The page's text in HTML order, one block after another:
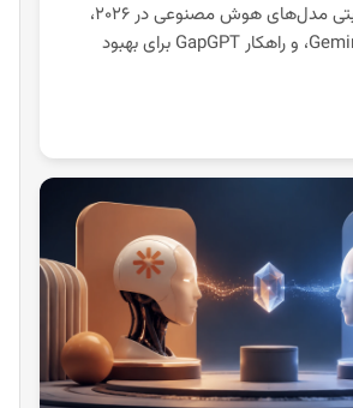
بررسی تحولات رقابتی مدل‌های هوش مصنوعی در ۲۰۲۶،
نقش Claude و Gemini، و راهکار GapGPT برای بهبود